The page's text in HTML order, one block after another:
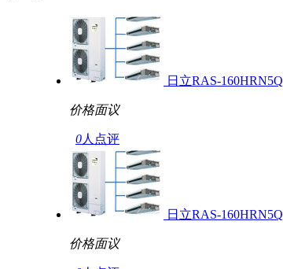
日立RAS-160HRN5Q
价格面议
0人点评
日立RAS-160HRN5Q
价格面议